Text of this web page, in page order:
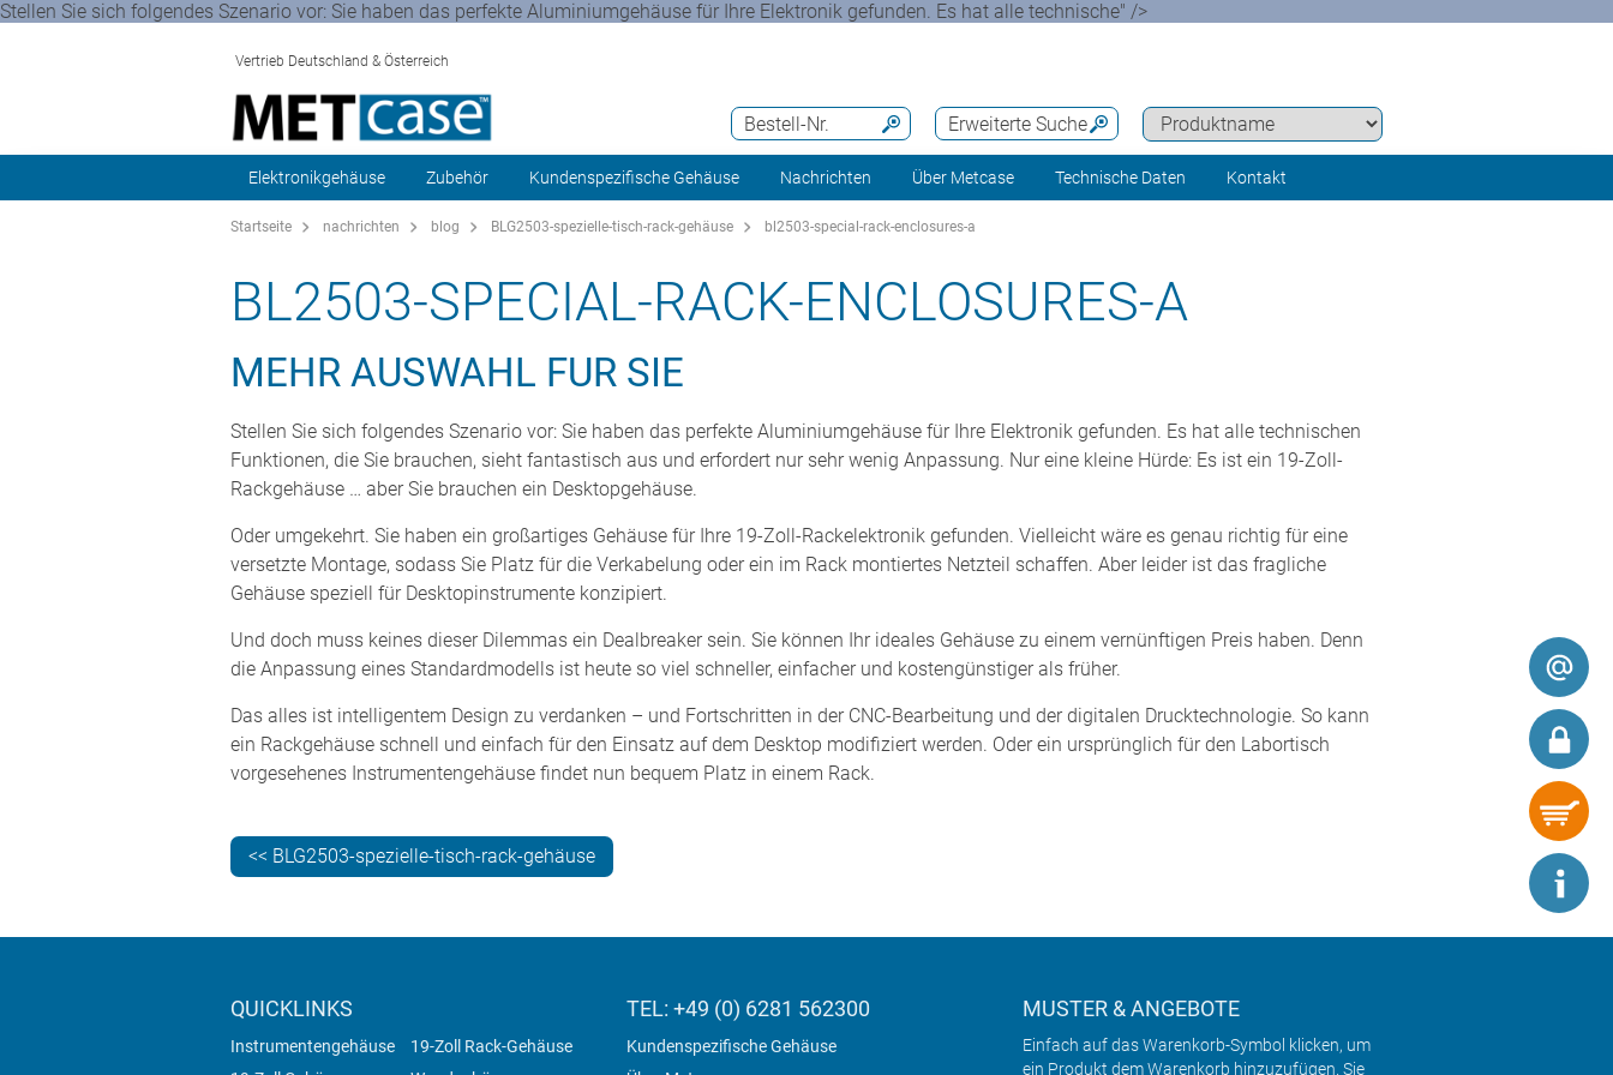
Stellen Sie sich folgendes Szenario vor: Sie haben das perfekte Aluminiumgehäuse für Ihre Elektronik gefunden. Es hat alle technische" />
Vertrieb Deutschland & Österreich
Erweiterte Suche
Bestell-Nr.
Elektronikgehäuse Zubehör Kundenspezifische Gehäuse Nachrichten Über Metcase Technische Daten Kontakt
Startseite nachrichten blog BLG2503-spezielle-tisch-rack-gehäuse bl2503-special-rack-enclosures-a
BL2503-SPECIAL-RACK-ENCLOSURES-A
MEHR AUSWAHL FÜR SIE
Stellen Sie sich folgendes Szenario vor: Sie haben das perfekte Aluminiumgehäuse für Ihre Elektronik gefunden. Es hat alle technischen
Funktionen, die Sie brauchen, sieht fantastisch aus und erfordert nur sehr wenig Anpassung. Nur eine kleine Hürde: Es ist ein 19-Zoll-
Rackgehäuse … aber Sie brauchen ein Desktopgehäuse.
Oder umgekehrt. Sie haben ein großartiges Gehäuse für Ihre 19-Zoll-Rackelektronik gefunden. Vielleicht wäre es genau richtig für eine
versetzte Montage, sodass Sie Platz für die Verkabelung oder ein im Rack montiertes Netzteil schaffen. Aber leider ist das fragliche
Gehäuse speziell für Desktopinstrumente konzipiert.
Und doch muss keines dieser Dilemmas ein Dealbreaker sein. Sie können Ihr ideales Gehäuse zu einem vernünftigen Preis haben. Denn
die Anpassung eines Standardmodells ist heute so viel schneller, einfacher und kostengünstiger als früher.
Das alles ist intelligentem Design zu verdanken – und Fortschritten in der CNC-Bearbeitung und der digitalen Drucktechnologie. So kann
ein Rackgehäuse schnell und einfach für den Einsatz auf dem Desktop modifiziert werden. Oder ein ursprünglich für den Labortisch
vorgesehenes Instrumentengehäuse findet nun bequem Platz in einem Rack.
<< BLG2503-spezielle-tisch-rack-gehäuse
QUICKLINKS
Instrumentengehäuse
19-Zoll Rack-Gehäuse
TEL: +49 (0) 6281 562300
Kundenspezifische Gehäuse
MUSTER & ANGEBOTE
Einfach auf das Warenkorb-Symbol klicken, um
ein Produkt dem Warenkorb hinzuzufügen. Sie